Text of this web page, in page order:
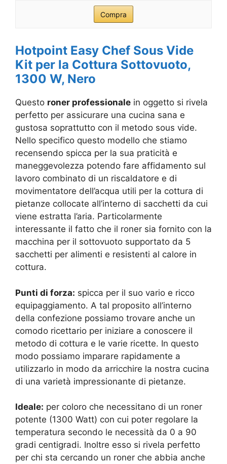
Compra
Hotpoint Easy Chef Sous Vide
Kit per la Cottura Sottovuoto,
1300 W, Nero
Questo roner professionale in oggetto si rivela
perfetto per assicurare una cucina sana e
gustosa soprattutto con il metodo sous vide.
Nello specifico questo modello che stiamo
recensendo spicca per la sua praticità e
maneggevolezza potendo fare affidamento sul
lavoro combinato di un riscaldatore e di
movimentatore dell’acqua utili per la cottura di
pietanze collocate all’interno di sacchetti da cui
viene estratta l’aria. Particolarmente
interessante il fatto che il roner sia fornito con la
macchina per il sottovuoto supportato da 5
sacchetti per alimenti e resistenti al calore in
cottura.
Punti di forza: spicca per il suo vario e ricco
equipaggiamento. A tal proposito all’interno
della confezione possiamo trovare anche un
comodo ricettario per iniziare a conoscere il
metodo di cottura e le varie ricette. In questo
modo possiamo imparare rapidamente a
utilizzarlo in modo da arricchire la nostra cucina
di una varietà impressionante di pietanze.
Ideale: per coloro che necessitano di un roner
potente (1300 Watt) con cui poter regolare la
temperatura secondo le necessità da 0 a 90
gradi centigradi. Inoltre esso si rivela perfetto
per chi sta cercando un roner che abbia anche